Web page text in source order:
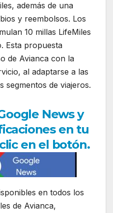
además de una
y reembolsos. Los
10 millas LifeMiles
Esta propuesta
de Avianca con la
al adaptarse a las
segmentos de viajeros.
News y
en tu
en el botón.
en todos los
de Avianca,